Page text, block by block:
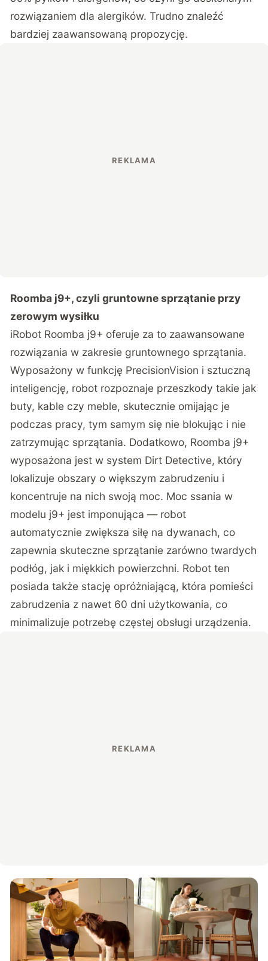
rozwiązaniem dla alergików. Trudno znaleźć
bardziej zaawansowaną propozycję.
Roomba j9+, czyli gruntowne sprzątanie przy
zerowym wysiłku
iRobot Roomba j9+ oferuje za to zaawansowane
rozwiązania w zakresie gruntownego sprzątania.
Wyposażony w funkcję PrecisionVision i sztuczną
inteligencję, robot rozpoznaje przeszkody takie jak
buty, kable czy meble, skutecznie omijając je
podczas pracy, tym samym się nie blokując i nie
zatrzymując sprzątania. Dodatkowo, Roomba j9+
wyposażona jest w system Dirt Detective, który
lokalizuje obszary o większym zabrudzeniu i
koncentruje na nich swoją moc. Moc ssania w
modelu j9+ jest imponująca — robot
automatycznie zwiększa siłę na dywanach, co
zapewnia skuteczne sprzątanie zarówno twardych
podłóg, jak i miękkich powierzchni. Robot ten
posiada także stację opróżniającą, która pomieści
zabrudzenia z nawet 60 dni użytkowania, co
minimalizuje potrzebę częstej obsługi urządzenia.